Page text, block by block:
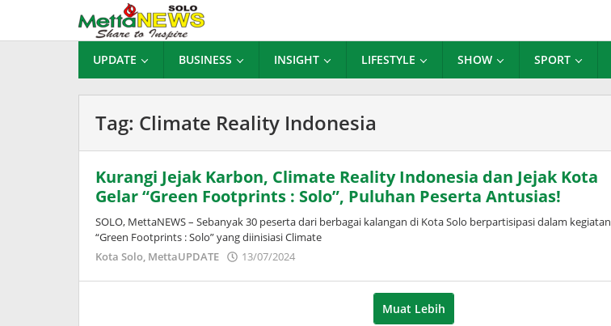
konten
UPDATE BUSINESS INSIGHT LIFESTYLE SHOW SPORT
Tag: Climate Reality Indonesia
Kurangi Jejak Karbon, Climate Reality Indonesia dan Jejak Kota
Gelar “Green Footprints : Solo”, Puluhan Peserta Antusias!
SOLO, MettaNEWS – Sebanyak 30 peserta dari berbagai kalangan di Kota Solo berpartisipasi dalam kegiatan
“Green Footprints : Solo” yang diinisiasi Climate
Kota Solo, MettaUPDATE 13/07/2024
Wardani
Muat Lebih